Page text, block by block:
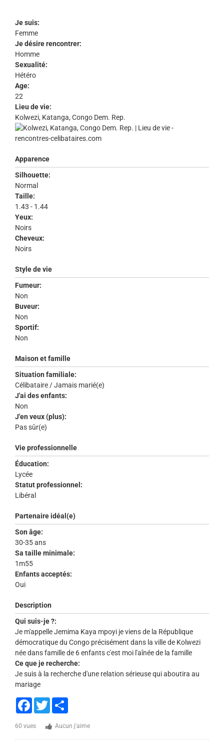
Je suis:
Femme
Je désire rencontrer:
Homme
Sexualité:
Hétéro
Age:
22
Lieu de vie:
Kolwezi, Katanga, Congo Dem. Rep.
Apparence
Silhouette:
Normal
Taille:
1.43 - 1.44
Yeux:
Noirs
Cheveux:
Noirs
Style de vie
Fumeur:
Non
Buveur:
Non
Sportif:
Non
Maison et famille
Situation familiale:
Célibataire / Jamais marié(e)
J'ai des enfants:
Non
J'en veux (plus):
Pas sûr(e)
Vie professionnelle
Éducation:
Lycée
Statut professionnel:
Libéral
Partenaire idéal(e)
Son âge:
30-35 ans
Sa taille minimale:
1m55
Enfants acceptés:
Oui
Description
Qui suis-je ?:
Je m'appelle Jemima Kaya mpoyi je viens de la République
démocratique du Congo précisément dans la ville de Kolwezi
née dans famille de 6 enfants c'est moi l'aînée de la famille
Ce que je recherche:
Je suis à la recherche d'une relation sérieuse qui aboutira au
mariage
Facebook
Twitter
60 vues Aucun j'aime